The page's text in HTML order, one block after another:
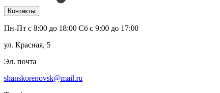
Контакты
Пн-Пт с 8:00 до 18:00 Сб с 9:00 до 17:00
ул. Красная, 5
Эл. почта
shanskorenovsk@mail.ru